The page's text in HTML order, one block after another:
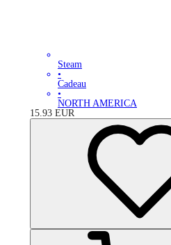
Steam
•
Cadeau
•
NORTH AMERICA
15.93 EUR